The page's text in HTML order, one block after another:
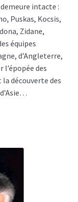
intacte :
Puskas, Kocsis,
Zidane,
équipes
d’Angleterre,
l’épopée des
découverte des